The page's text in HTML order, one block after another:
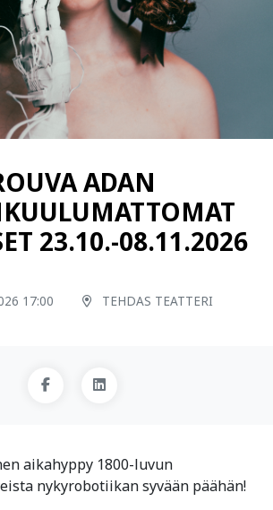
ADAN
23.10.-08.11.2026
17:00 TEHDAS TEATTERI
aikahyppy 1800-luvun
nykyrobotiikan syvään päähän!